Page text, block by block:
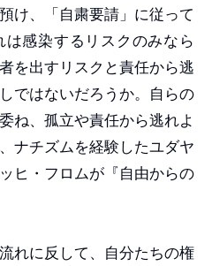
け、「自粛要請」に従って
感染するリスクのみなら
を出すリスクと責任から逃
ではないだろうか。自らの
ね、孤立や責任から逃れよ
ナチズムを経験したユダヤ
ヒ・フロムが『自由からの
れに反して、自分たちの権